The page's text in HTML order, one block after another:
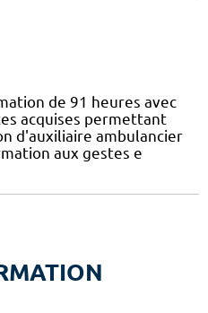
de 91 heures avec
acquises permettant
d'auxiliaire ambulancier
aux gestes e